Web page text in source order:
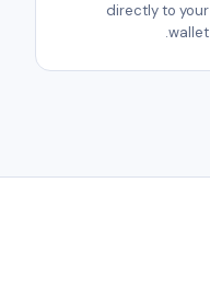
directly to your
wallet.